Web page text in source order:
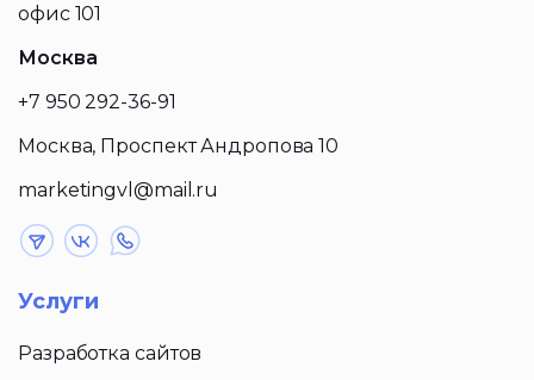
офис 101
Москва
+7 950 292-36-91
Москва, Проспект Андропова 10
marketingvl@mail.ru
Услуги
Разработка сайтов